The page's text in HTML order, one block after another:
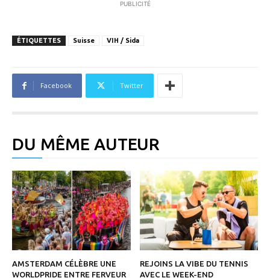
PUBLICITÉ
ÉTIQUETTES Suisse VIH / Sida
Facebook Twitter
DU MÊME AUTEUR
AMSTERDAM CÉLÈBRE UNE
WORLDPRIDE ENTRE FERVEUR
REJOINS LA VIBE DU TENNIS
AVEC LE WEEK-END